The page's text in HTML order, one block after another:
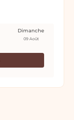
Dimanche
09 Août